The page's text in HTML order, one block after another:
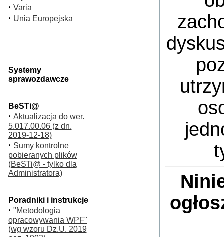
· Varia
· Unia Europejska
Systemy
sprawozdawcze
BeSTi@
· Aktualizacja do wer.
5.017.00.06 (z dn.
2019-12-18)
· Sumy kontrolne
pobieranych plików
(BeSTi@ - tylko dla
Administratora)
Poradniki i instrukcje
· "Metodologia
opracowywania WPF"
(wg wzoru Dz.U. 2019